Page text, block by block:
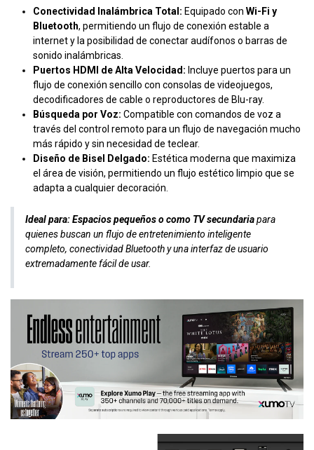
Conectividad Inalámbrica Total: Equipado con Wi-Fi y
Bluetooth, permitiendo un flujo de conexión estable a
internet y la posibilidad de conectar audífonos o barras de
sonido inalámbricas.
Puertos HDMI de Alta Velocidad: Incluye puertos para un
flujo de conexión sencillo con consolas de videojuegos,
decodificadores de cable o reproductores de Blu-ray.
Búsqueda por Voz: Compatible con comandos de voz a
través del control remoto para un flujo de navegación mucho
más rápido y sin necesidad de teclear.
Diseño de Bisel Delgado: Estética moderna que maximiza
el área de visión, permitiendo un flujo estético limpio que se
adapta a cualquier decoración.
Ideal para:Espacios pequeños o como TV secundariapara
quienes buscan un flujo de entretenimiento inteligente
completo, conectividad Bluetooth y una interfaz de usuario
extremadamente fácil de usar.